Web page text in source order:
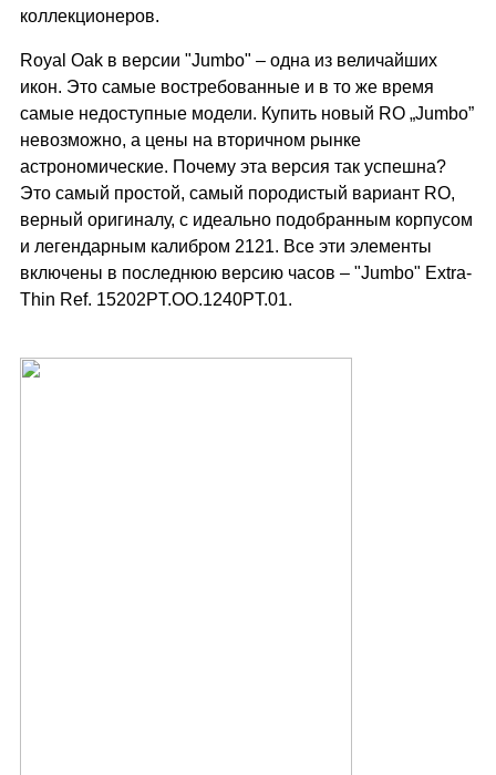
коллекционеров.
Royal Oak в версии "Jumbo" – одна из величайших
икон. Это самые востребованные и в то же время
самые недоступные модели. Купить новый RO „Jumbo”
невозможно, а цены на вторичном рынке
астрономические. Почему эта версия так успешна?
Это самый простой, самый породистый вариант RO,
верный оригиналу, с идеально подобранным корпусом
и легендарным калибром 2121. Все эти элементы
включены в последнюю версию часов – "Jumbo" Extra-
Thin Ref. 15202PT.ОО.1240PT.01.